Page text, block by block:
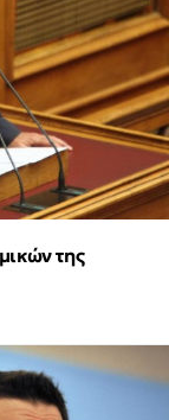
της